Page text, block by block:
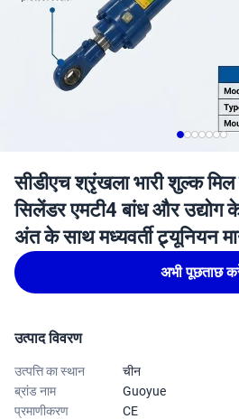
सीडीएच श्रृंखला भारी शुल्क मिल
सिलेंडर एमटी4 बांध और उद्योग के
अंत के साथ मध्यवर्ती ट्र्यूनियन
अभी पूछताछ
उत्पाद विवरण
उत्पत्ति का स्थान
चीन
ब्रांड नाम
Guoyue
प्रमाणीकरण
CE